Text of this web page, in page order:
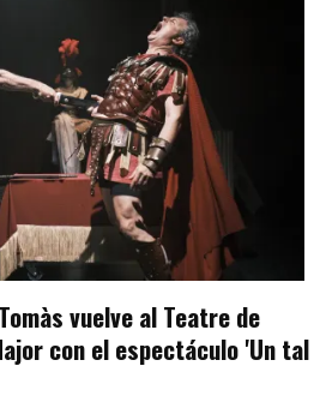
vuelve al Teatre de
con el espectáculo 'Un tal